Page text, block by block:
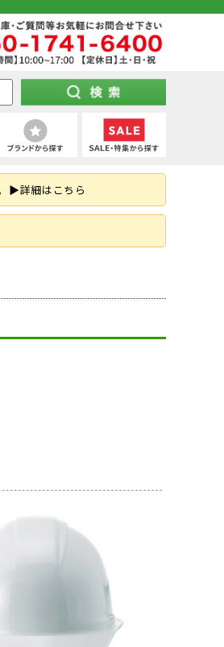
ナー
) 上下セット
用
・ゴーグル
（スリッポン）
き
スーツ（上下セット）
ト型 (2丁掛け)
(フェイスシールド)
ジ軍手 (厚手)
手袋
イ・スカーフ
子(ショートタイプ)
ル・旅館向け
▶詳細はこちら